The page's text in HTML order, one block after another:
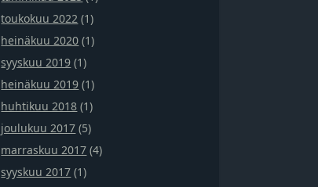
toukokuu 2022 (1)
heinäkuu 2020 (1)
syyskuu 2019 (1)
heinäkuu 2019 (1)
huhtikuu 2018 (1)
joulukuu 2017 (5)
marraskuu 2017 (4)
syyskuu 2017 (1)